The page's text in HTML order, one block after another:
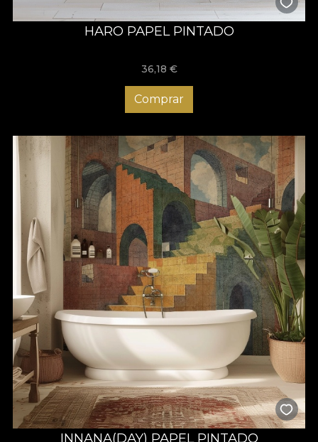
HARO PAPEL PINTADO
36,18 €
Comprar
INNANA(DAY) PAPEL PINTADO